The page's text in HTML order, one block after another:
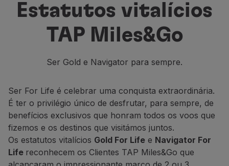
TAP Vouchers
Extras
Alugar carro
Alojamento
TAP Miles&Go
Programa TAP Miles&Go
Conhecer o Programa
Acumular milhas
Utilizar milhas
Parceiros
Estatutos vitalícios
TAP Miles&Go
Ser Gold e Navigator para sempre.
Ser For Life é celebrar uma conquista extraordinária.
É ter o privilégio único de desfrutar, para sempre, de
benefícios exclusivos que honram todos os voos que
fizemos e os destinos que visitámos juntos.
Os estatutos vitalícios Gold For Life e Navigator For
Life reconhecem os Clientes TAP Miles&Go que